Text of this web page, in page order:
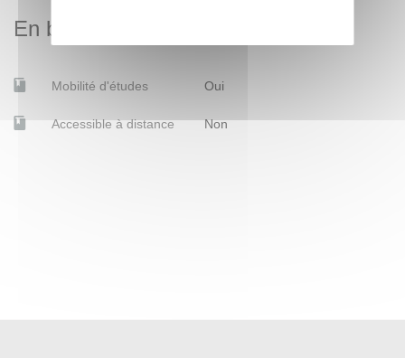
En bref
Mobilité d'études Oui
Accessible à distance Non